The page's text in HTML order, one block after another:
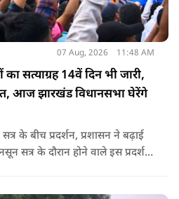
07 Aug, 2026 11:48 AM
सत्याग्रह 14वें दिन भी जारी,
आज झारखंड विधानसभा घेरेंगे